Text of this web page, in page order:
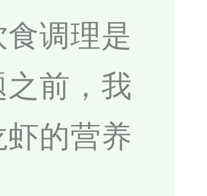
调理是
前，我
的营养